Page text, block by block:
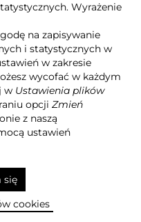
PRYWATNOŚCI AGORA S.A.
SERWISU AGORA.PL
TRANSPARENTNOŚCI
PRAWNOAUTORSKIE
MAPA SERWISU RSS
Realizacja
Wyrażenie
na zapisywanie
i statystycznych w
w zakresie
wycofać w każdym
w Ustawienia plików
opcji Zmień
z naszą
ustawień
się
cookies